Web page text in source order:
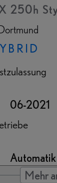
250h
06-2021
Automatik
Mehr